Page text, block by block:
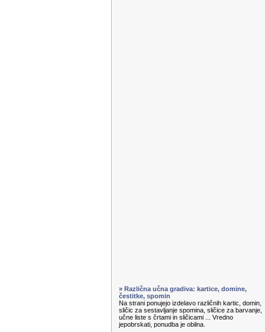
» Različna učna gradiva: kartice, domine,
čestitke, spomin
Na strani ponujejo izdelavo različnih kartic, domin,
sličic za sestavljanje spomina, sličice za barvanje,
učne liste s črtami in sličicami ... Vredno
jepobrskati, ponudba je obilna.